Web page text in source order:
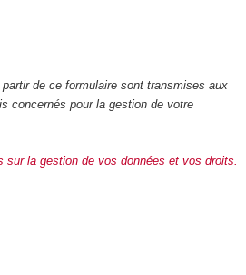
de ce formulaire sont transmises aux
concernés pour la gestion de votre
sur la gestion de vos données et vos droits.